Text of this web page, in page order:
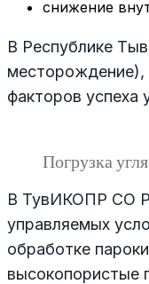
снижение
В Республике
месторождение),
факторов успеха
Погрузка
В ТувИКОПР СО
управляемых
обработке
высокопористые